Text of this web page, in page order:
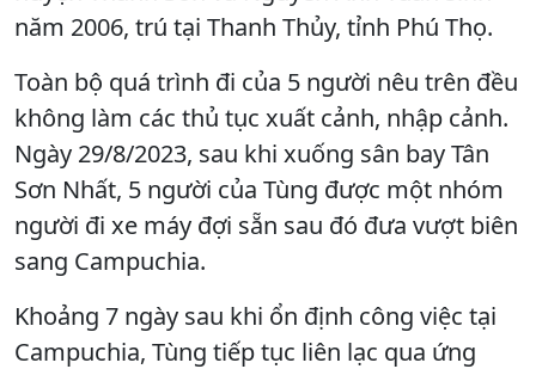
năm 2006, trú tại Thanh Thủy, tỉnh Phú Thọ.
Toàn bộ quá trình đi của 5 người nêu trên đều
không làm các thủ tục xuất cảnh, nhập cảnh.
Ngày 29/8/2023, sau khi xuống sân bay Tân
Sơn Nhất, 5 người của Tùng được một nhóm
người đi xe máy đợi sẵn sau đó đưa vượt biên
sang Campuchia.
Khoảng 7 ngày sau khi ổn định công việc tại
Campuchia, Tùng tiếp tục liên lạc qua ứng